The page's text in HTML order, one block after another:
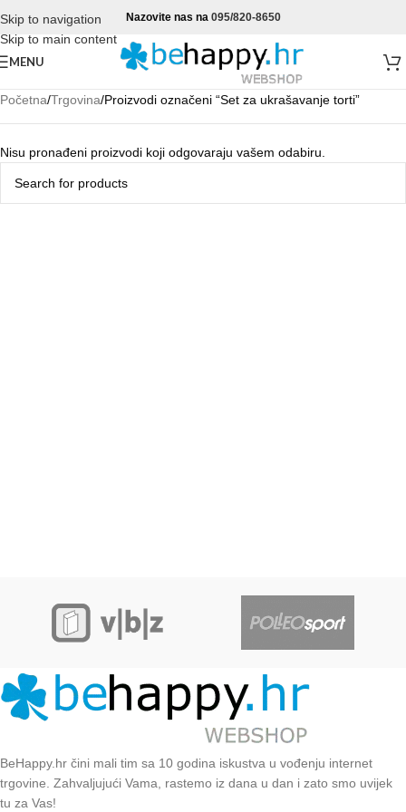
Skip to navigation
Skip to main content
Nazovite nas na 095/820-8650
MENU
Početna Trgovina Proizvodi označeni “Set za ukrašavanje torti”
Nisu pronađeni proizvodi koji odgovaraju vašem odabiru.
BeHappy.hr čini mali tim sa 10 godina iskustva u vođenju internet
trgovine. Zahvaljujući Vama, rastemo iz dana u dan i zato smo uvijek
tu za Vas!